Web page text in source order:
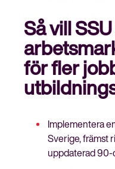
Så vill
för fler
Implementera
Sverige, främst
uppdaterad 90-